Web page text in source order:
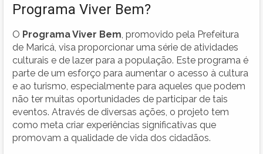
Programa Viver Bem?
O Programa Viver Bem , promovido pela Prefeitura
de Maricá, visa proporcionar uma série de atividades
culturais e de lazer para a população. Este programa é
parte de um esforço para aumentar o acesso à cultura
e ao turismo, especialmente para aqueles que podem
não ter muitas oportunidades de participar de tais
eventos. Através de diversas ações, o projeto tem
como meta criar experiências significativas que
promovam a qualidade de vida dos cidadãos.